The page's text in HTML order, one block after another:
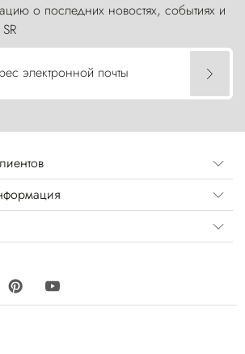
о последних новостях, событиях и
электронной почты